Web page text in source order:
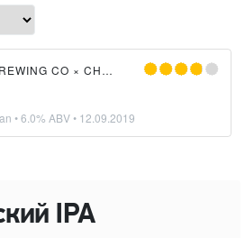
CO × CHAIN HOUSE BREWING CO.
• 6.0% ABV • 12.09.2019
IPA